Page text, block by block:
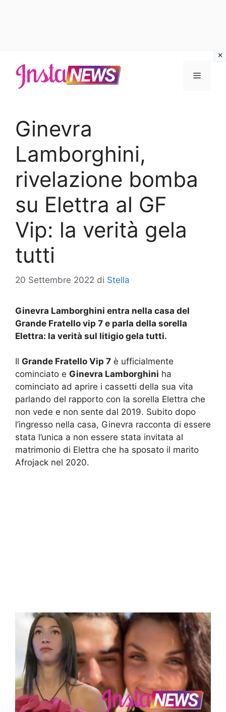
contenuto
Menu
Ginevra
Lamborghini,
rivelazione bomba
su Elettra al GF
Vip: la verità gela
tutti
20 Settembre 2022 di Stella
Ginevra Lamborghini entra nella casa del
Grande Fratello vip 7 e parla della sorella
Elettra: la verità sul litigio gela tutti.
Il Grande Fratello Vip 7 è ufficialmente
cominciato e Ginevra Lamborghini ha
cominciato ad aprire i cassetti della sua vita
parlando del rapporto con la sorella Elettra che
non vede e non sente dal 2019. Subito dopo
l’ingresso nella casa, Ginevra racconta di essere
stata l’unica a non essere stata invitata al
matrimonio di Elettra che ha sposato il marito
Afrojack nel 2020.